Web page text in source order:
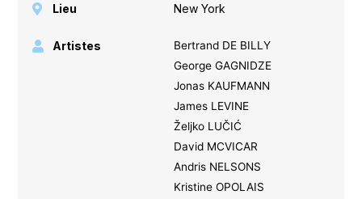
Lieu New York
Artistes
Bertrand DE BILLY
George GAGNIDZE
Jonas KAUFMANN
James LEVINE
Željko LUČIĆ
David MCVICAR
Andris NELSONS
Kristine OPOLAIS